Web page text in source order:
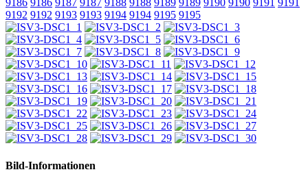
9186 9186 9187 9187 9188 9188 9189 9189 9190 9190 9191 9191
9192 9192 9193 9193 9194 9194 9195 9195
Bild-Informationen